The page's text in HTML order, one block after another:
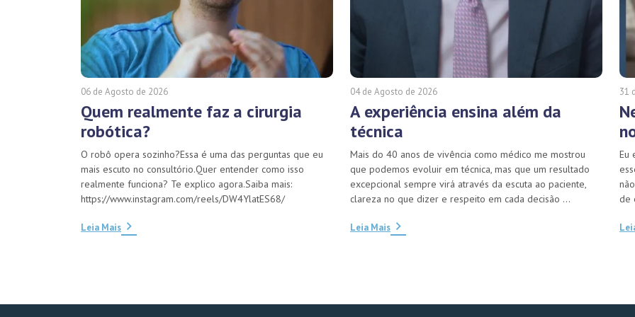
06 de Agosto de 2026
Quem realmente faz a cirurgia
robótica?
O robô opera sozinho?Essa é uma das perguntas que eu
mais escuto no consultório.Quer entender como isso
realmente funciona? Te explico agora.Saiba mais:
https://www.instagram.com/reels/DW4YlatES68/
Leia Mais
04 de Agosto de 2026
A experiência ensina além da
técnica
Mais do 40 anos de vivência como médico me mostrou
que podemos evoluir em técnica, mas que um resultado
excepcional sempre virá através da escuta ao paciente,
clareza no que dizer e respeito em cada decisão ...
Leia Mais
31
Eu
de